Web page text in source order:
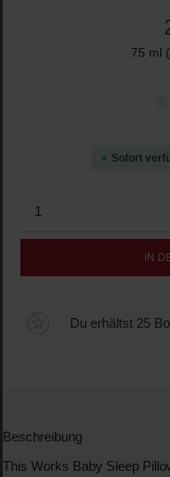
75 ml
Durchschnittliche
Sofort
Produkt Anzahl:
IN
Du erhältst 25
Beschreibung
This Works Baby Sleep